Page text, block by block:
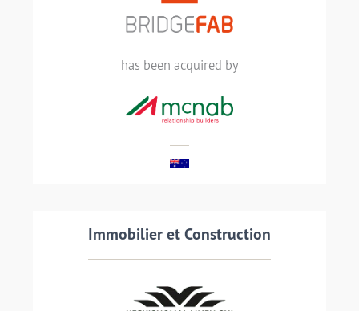
has been acquired by
metalwork companies in Southeast
LIRE LA SUITE
Immobilier et Construction
Transaction details